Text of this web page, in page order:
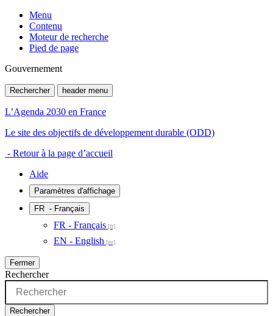
Menu
Contenu
Moteur de recherche
Pied de page
Gouvernement
Rechercher header menu
L’Agenda 2030 en France
Le site des objectifs de développement durable (ODD)
- Retour à la page d’accueil
Aide
Paramètres d'affichage
FR - Français
FR - Français
EN - English
Fermer
Rechercher
Rechercher